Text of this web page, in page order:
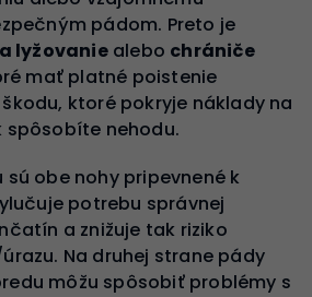
pádom. Preto je
lyžovaniealebo chrániče
mať platné poistenie
ktoré pokryje náklady na
spôsobíte nehodu.
obe nohy pripevnené k
potrebu správnej
a znižuje tak riziko
Na druhej strane pády
môžu spôsobiť problémy s